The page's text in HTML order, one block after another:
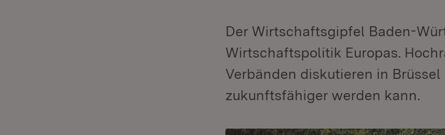
Der Wirtschaftsgipfel Baden-
Wirtschaftspolitik Europas.
Verbänden diskutieren in
zukunftsfähiger werden kann.